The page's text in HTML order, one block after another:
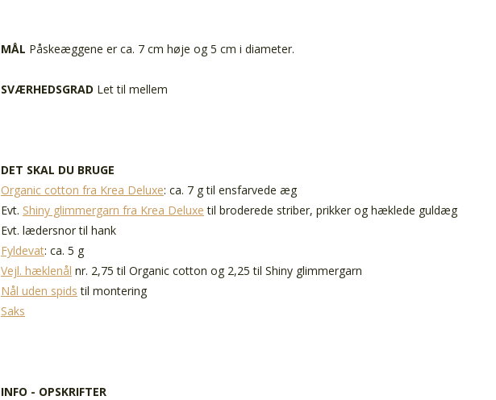
MÅL Påskeæggene er ca. 7 cm høje og 5 cm i diameter.
SVÆRHEDSGRAD Let til mellem
DET SKAL DU BRUGE
Organic cotton fra Krea Deluxe: ca. 7 g til ensfarvede æg
Evt. Shiny glimmergarn fra Krea Deluxe til broderede striber, prikker og hæklede guldæg
Evt. lædersnor til hank
Fyldevat: ca. 5 g
Vejl. hæklenål nr. 2,75 til Organic cotton og 2,25 til Shiny glimmergarn
Nål uden spids til montering
Saks
INFO - OPSKRIFTER